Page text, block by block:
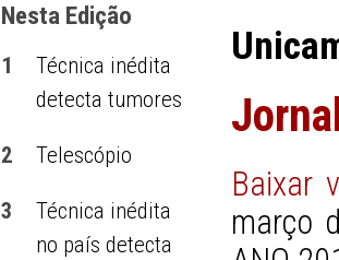
Nesta Edição
1
Técnica inédita
detecta tumores
2 Telescópio
3
Técnica inédita
no país detecta
Baixar
março